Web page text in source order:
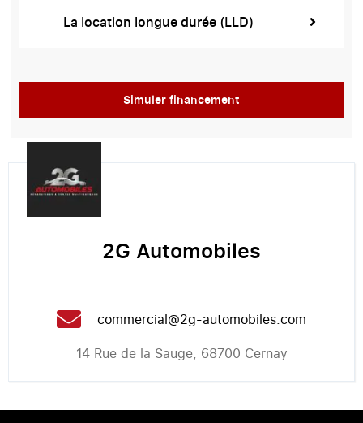
La location longue durée (LLD)
Simuler financement
2G Automobiles
commercial@2g-automobiles.com
14 Rue de la Sauge, 68700 Cernay